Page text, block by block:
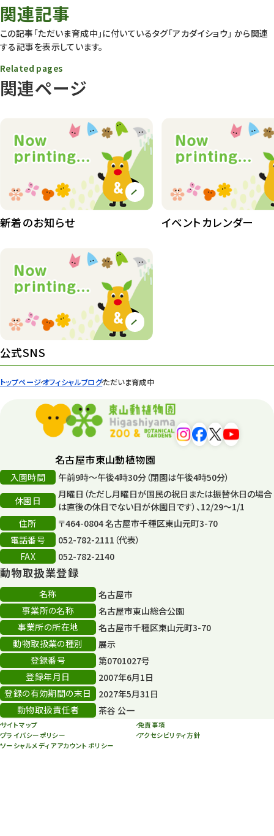
トップページオフィシャルブログただいま育成中
動物園
動物園長のZooコラム
動物園その他
407
植物園長の庭
植物園 その他 423
83
イベント
園内の様子
遊園地 6
平和公園
再生
再生フォーラム 14
80周年
その他
その他イベント
スカイタワー
年末年始のイベント
秋まつり
関連記事
この記事「ただいま育成中」に付いているタグ「アカダイショウ」 から関連
する記事を表示しています。
関連ページ
Related pages
新着のお知らせ イベントカレンダー
公式SNS
名古屋市東山動植物園
入園時間
午前9時～午後4時30分（閉園は午後4時50分）
休園日
月曜日（ただし月曜日が国民の祝日または振替休日の場合
は直後の休日でない日が休園日です）、12/29～1/1
住所
〒464-0804 名古屋市千種区東山元町3-70
電話番号
052-782-2111（代表）
FAX
052-782-2140
動物取扱業登録
名称
名古屋市
事業所の名称
名古屋市東山総合公園
事業所の所在地
名古屋市千種区東山元町3-70
動物取扱業の種別
展示
登録番号
第0701027号
登録年月日
2007年6月1日
登録の有効期間の末日
2027年5月31日
動物取扱責任者
茶谷 公一
サイトマップ
免責事項
プライバシーポリシー
アクセシビリティ方針
ソーシャルメディアアカウントポリシー